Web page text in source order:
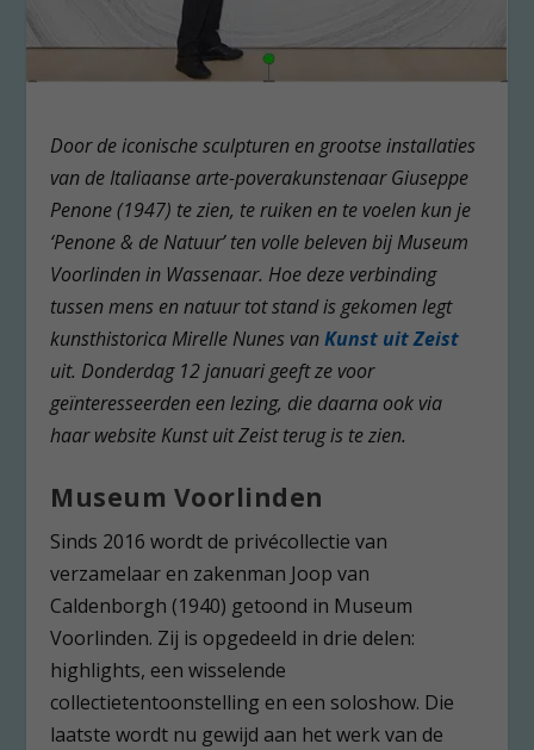
Door de iconische sculpturen en grootse installaties
van de Italiaanse arte-poverakunstenaar Giuseppe
Penone (1947) te zien, te ruiken en te voelen kun je
‘Penone & de Natuur’ ten volle beleven bij Museum
Voorlinden in Wassenaar. Hoe deze verbinding
tussen mens en natuur tot stand is gekomen legt
kunsthistorica Mirelle Nunes vanKunst uit Zeist
uit. Donderdag 12 januari geeft ze voor
geïnteresseerden een lezing, die daarna ook via
haar website Kunst uit Zeist terug is te zien.
Museum Voorlinden
Sinds 2016 wordt de privécollectie van
verzamelaar en zakenman Joop van
Caldenborgh (1940) getoond in Museum
Voorlinden. Zij is opgedeeld in drie delen:
highlights, een wisselende
collectietentoonstelling en een soloshow. Die
laatste wordt nu gewijd aan het werk van de